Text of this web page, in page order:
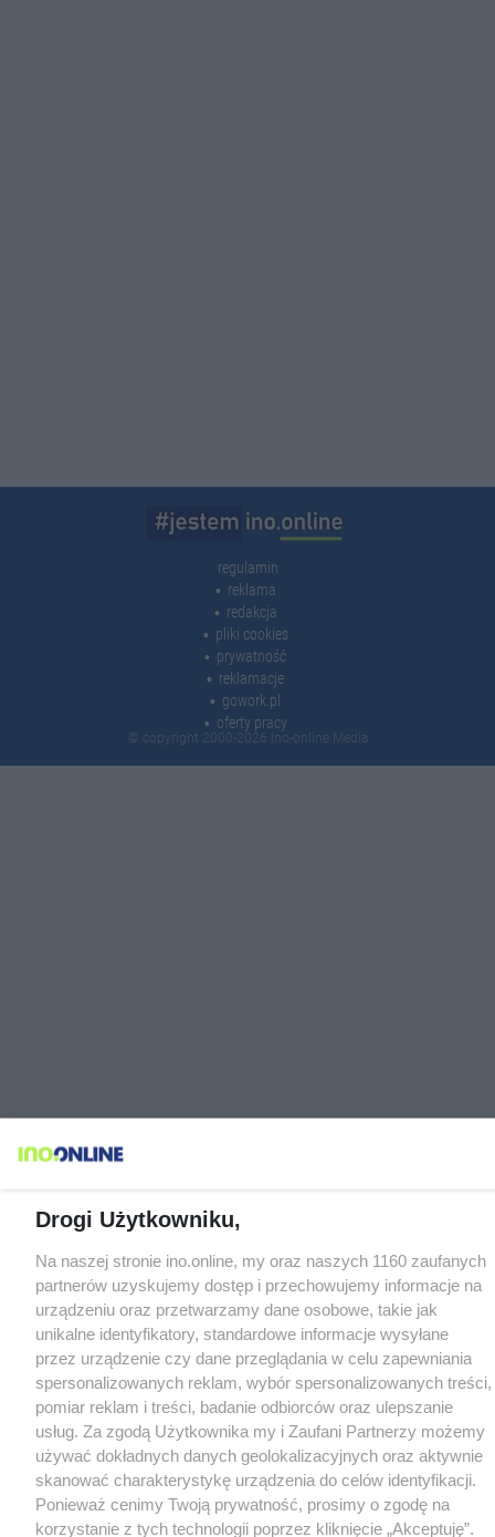
regulamin
reklama
redakcja
pliki cookies
prywatność
reklamacje
gowork.pl
oferty pracy
© copyright 2000-2026 Ino-online Media
Drogi Użytkowniku,
Na naszej stronie ino.online, my oraz naszych 1160 zaufanych
partnerów uzyskujemy dostęp i przechowujemy informacje na
urządzeniu oraz przetwarzamy dane osobowe, takie jak
unikalne identyfikatory, standardowe informacje wysyłane
przez urządzenie czy dane przeglądania w celu zapewniania
spersonalizowanych reklam, wybór spersonalizowanych treści,
pomiar reklam i treści, badanie odbiorców oraz ulepszanie
usług. Za zgodą Użytkownika my i Zaufani Partnerzy możemy
używać dokładnych danych geolokalizacyjnych oraz aktywnie
skanować charakterystykę urządzenia do celów identyfikacji.
Ponieważ cenimy Twoją prywatność, prosimy o zgodę na
korzystanie z tych technologii poprzez kliknięcie „Akceptuję”.